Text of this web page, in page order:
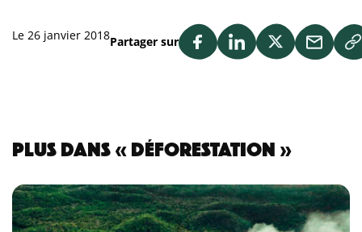
Le 26 janvier 2018Partager sur
PLUS DANS « DÉFORESTATION »